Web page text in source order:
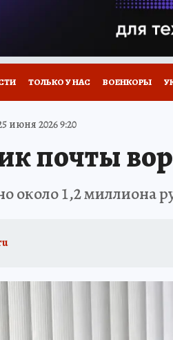
ТОЛЬКО У НАС ВОЕНКОРЫ
НА ВОДЕ ИСПЫТАНО НА СЕБЕ
июня 2026 9:20
почты
около 1,2 миллиона